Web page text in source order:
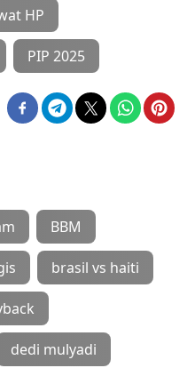
HP
PIP 2025
BBM
brasil vs haiti
dedi mulyadi